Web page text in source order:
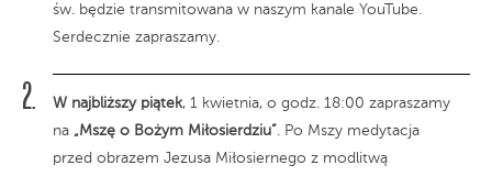
św. będzie transmitowana w naszym kanale YouTube.
Serdecznie zapraszamy.
W najbliższy piątek, 1 kwietnia, o godz. 18:00 zapraszamy
na „Mszę o Bożym Miłosierdziu”. Po Mszy medytacja
przed obrazem Jezusa Miłosiernego z modlitwą